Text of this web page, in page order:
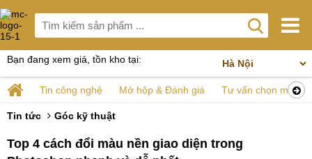
Bạn đang xem giá, tồn kho tại:
Tin công nghệ Mở hộp & Đánh giá Tư vấn chọn mua
Tin tức Góc kỹ thuật
Top 4 cách đổi màu nền giao diện trong